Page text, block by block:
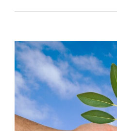
Bekijk
grotere
afbeelding